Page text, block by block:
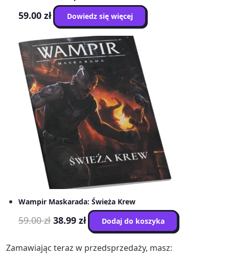
59.00 zł Dowiedz się więcej
Wampir Maskarada: Świeża Krew
59.00zł
Pierwotna
wynosiła:
38.99 zł
Aktualna
cena
wynosi:
Dodaj do koszyka
Zamawiając teraz w przedsprzedaży, masz: